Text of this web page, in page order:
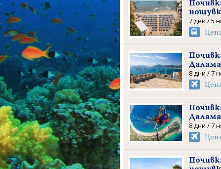
7 дни / 5
8 дни / 7
8 дни / 7